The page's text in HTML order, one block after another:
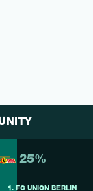
25%
1. FC UNION BERLIN